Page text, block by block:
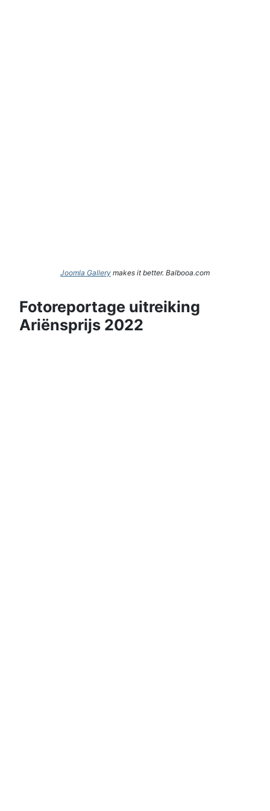
Joomla Gallery makes it better. Balbooa.com
Fotoreportage uitreiking
Ariënsprijs 2022